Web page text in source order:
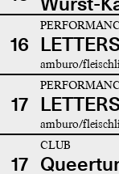
16
amburo/
17
amburo/
17
CLUB